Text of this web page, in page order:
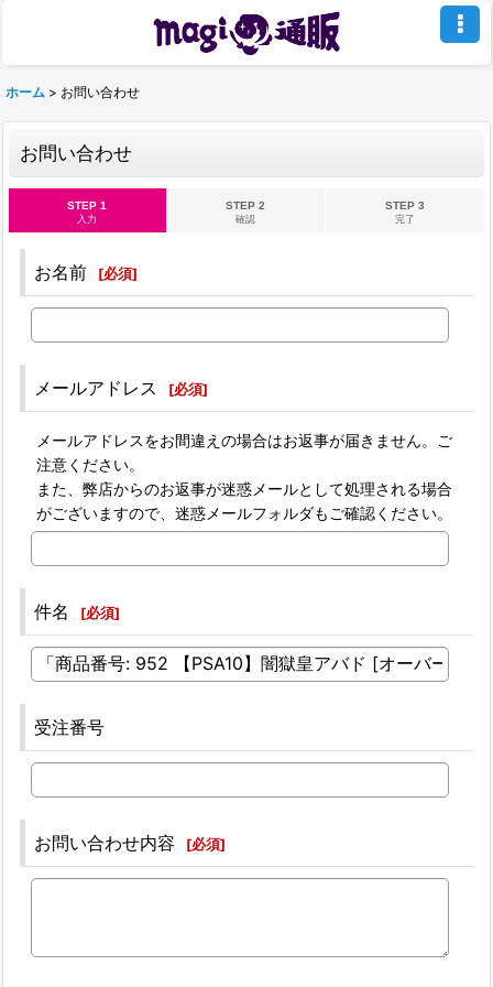
ホーム > お問い合わせ
お問い合わせ
STEP 1
入力
STEP 2
確認
STEP 3
完了
お名前 [必須]
メールアドレス [必須]
メールアドレスをお間違えの場合はお返事が届きません。ご
注意ください。
また、弊店からのお返事が迷惑メールとして処理される場合
がございますので、迷惑メールフォルダもご確認ください。
件名 [必須]
受注番号
お問い合わせ内容 [必須]